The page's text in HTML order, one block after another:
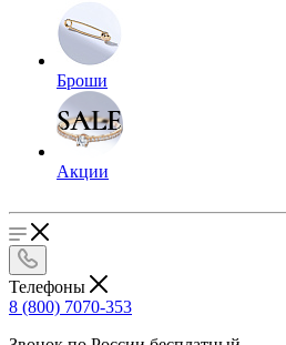
Броши
Акции
Телефоны
8 (800) 7070-353